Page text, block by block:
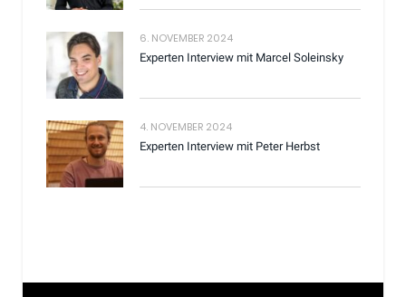
6. NOVEMBER 2024
Experten Interview mit Marcel Soleinsky
4. NOVEMBER 2024
Experten Interview mit Peter Herbst